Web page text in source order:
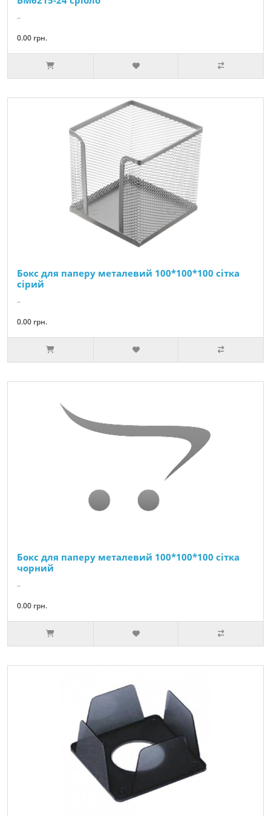
..
0.00 грн.
Бокс для паперу металевий 100*100*100 сітка
сірий
..
0.00 грн.
Бокс для паперу металевий 100*100*100 сітка
чорний
..
0.00 грн.